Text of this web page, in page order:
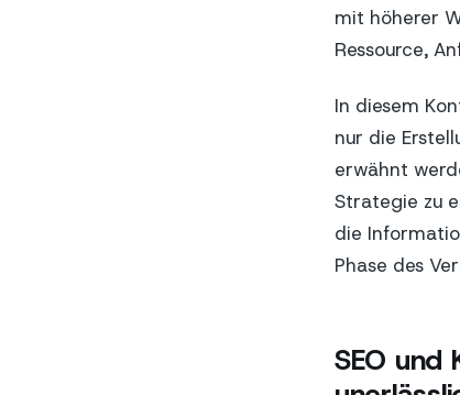
mit höherer
Ressource,
In diesem
nur die
erwähnt
Strategie zu
die
Phase des
SEO und